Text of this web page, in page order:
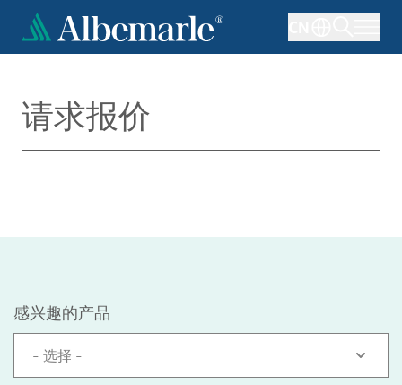
到
请求报价
感兴趣的产品
- 选择 -